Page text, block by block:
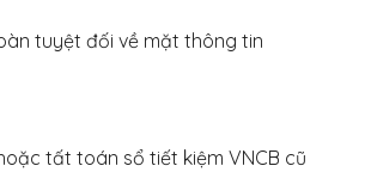
tuyệt đối về mặt thông tin
tất toán sổ tiết kiệm VNCB cũ